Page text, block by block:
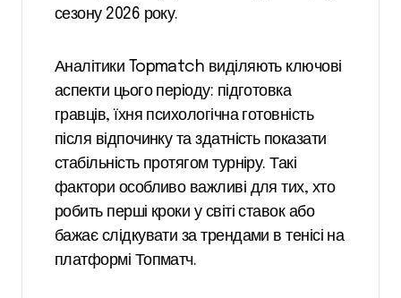
сезону 2026 року.
Аналітики Topmatch виділяють ключові
аспекти цього періоду: підготовка
гравців, їхня психологічна готовність
після відпочинку та здатність показати
стабільність протягом турніру. Такі
фактори особливо важливі для тих, хто
робить перші кроки у світі ставок або
бажає слідкувати за трендами в тенісі на
платформі Топматч.